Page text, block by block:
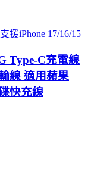
援iPhone 17/16/15
Type-C充電線
線 適用蘋果
快充線